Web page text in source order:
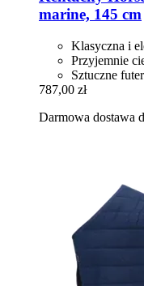
marine, 145 cm
Klasyczna i
Przyjemnie
Sztuczne
787,00 zł
Darmowa dostawa